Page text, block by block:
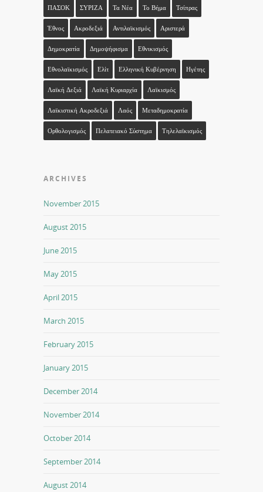
ΠΑΣΟΚ ΣΥΡΙΖΑ Τα Νέα Το Βήμα Τσίπρας
Έθνος Ακροδεξιά Αντιλαϊκισμός Αριστερά
Δημοκρατία Δημοψήφισμα Εθνικισμός
Εθνολαϊκισμός Ελίτ Ελληνική Κυβέρνηση Ηγέτης
Λαϊκή Δεξιά Λαϊκή Κυριαρχία Λαϊκισμός
Λαϊκιστική Ακροδεξιά Λαός Μεταδημοκρατία
Ορθολογισμός Πελατειακό Σύστημα Τηλελαϊκισμός
ARCHIVES
November 2015
August 2015
June 2015
May 2015
April 2015
March 2015
February 2015
January 2015
December 2014
November 2014
October 2014
September 2014
August 2014